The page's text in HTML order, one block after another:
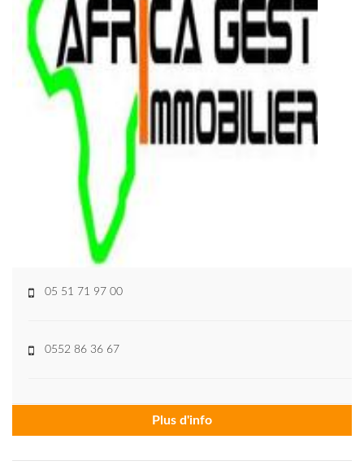
05 51 71 97 00
0552 86 36 67
Plus d'info